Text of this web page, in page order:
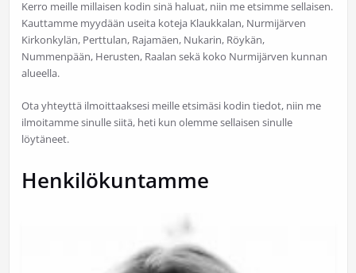
Kerro meille millaisen kodin sinä haluat, niin me etsimme sellaisen.
Kauttamme myydään useita koteja Klaukkalan, Nurmijärven
Kirkonkylän, Perttulan, Rajamäen, Nukarin, Röykän,
Nummenpään, Herusten, Raalan sekä koko Nurmijärven kunnan
alueella.
Ota yhteyttä ilmoittaaksesi meille etsimäsi kodin tiedot, niin me
ilmoitamme sinulle siitä, heti kun olemme sellaisen sinulle
löytäneet.
Henkilökuntamme